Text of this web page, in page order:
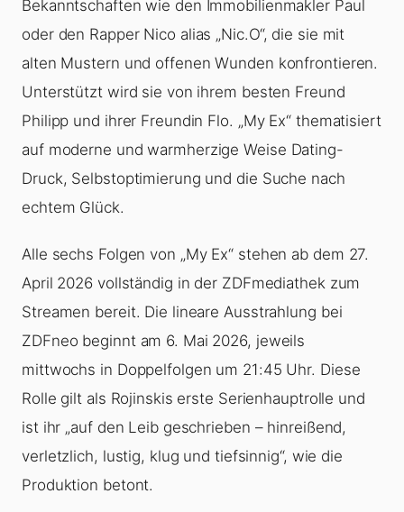
Bekanntschaften wie den Immobilienmakler Paul
oder den Rapper Nico alias „Nic.O“, die sie mit
alten Mustern und offenen Wunden konfrontieren.
Unterstützt wird sie von ihrem besten Freund
Philipp und ihrer Freundin Flo. „My Ex“ thematisiert
auf moderne und warmherzige Weise Dating-
Druck, Selbstoptimierung und die Suche nach
echtem Glück.
Alle sechs Folgen von „My Ex“ stehen ab dem 27.
April 2026 vollständig in der ZDFmediathek zum
Streamen bereit. Die lineare Ausstrahlung bei
ZDFneo beginnt am 6. Mai 2026, jeweils
mittwochs in Doppelfolgen um 21:45 Uhr. Diese
Rolle gilt als Rojinskis erste Serienhauptrolle und
ist ihr „auf den Leib geschrieben – hinreißend,
verletzlich, lustig, klug und tiefsinnig“, wie die
Produktion betont.